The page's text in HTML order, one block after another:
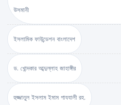
উসমানী
ইসলামিক ফাউন্ডেশন বাংলাদেশ
ড. খোন্দকার আব্দুল্লাহ জাহাঙ্গীর
হুজ্জাতুল ইসলাম ইমাম গাযযালী রহ.